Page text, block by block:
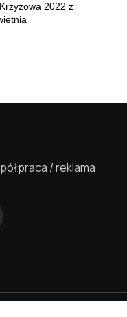
2022 z
/ reklama